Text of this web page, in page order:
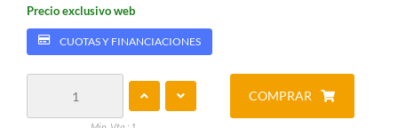
Precio exclusivo web
CUOTAS Y FINANCIACIONES
COMPRAR